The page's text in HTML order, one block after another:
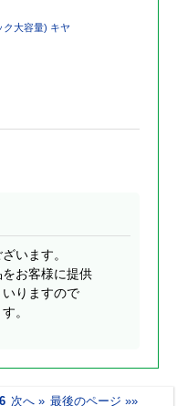
ク大容量) キヤ
います。
お客様に提供
りますので
。
6 次へ » 最後のページ »»